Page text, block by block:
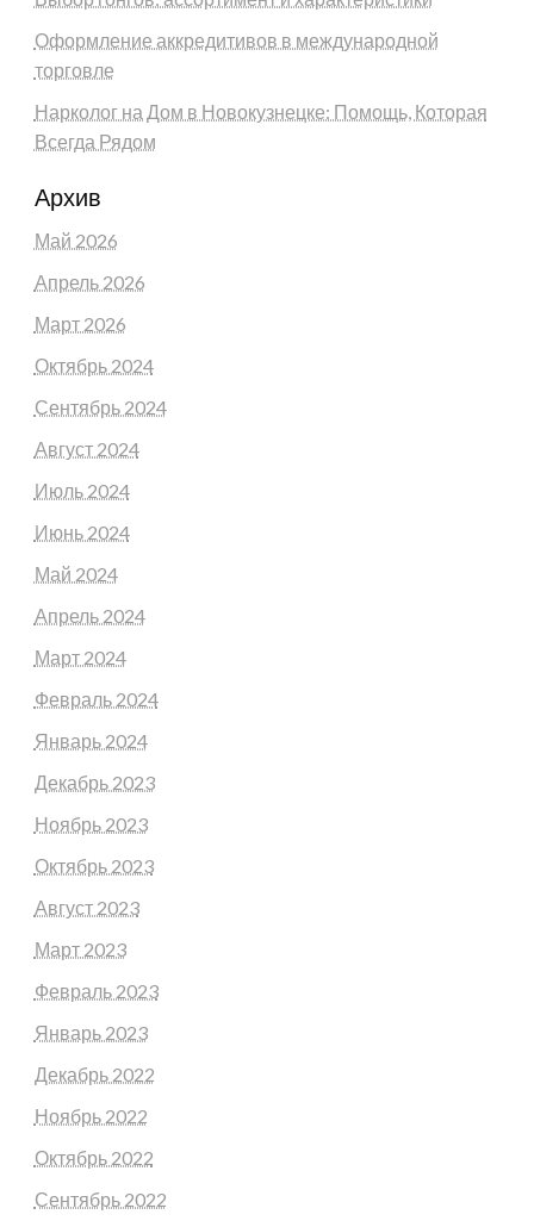
Оформление аккредитивов в международной
торговле
Нарколог на Дом в Новокузнецке: Помощь, Которая
Всегда Рядом
Архив
Май 2026
Апрель 2026
Март 2026
Октябрь 2024
Сентябрь 2024
Август 2024
Июль 2024
Июнь 2024
Май 2024
Апрель 2024
Март 2024
Февраль 2024
Январь 2024
Декабрь 2023
Ноябрь 2023
Октябрь 2023
Август 2023
Март 2023
Февраль 2023
Январь 2023
Декабрь 2022
Ноябрь 2022
Октябрь 2022
Сентябрь 2022